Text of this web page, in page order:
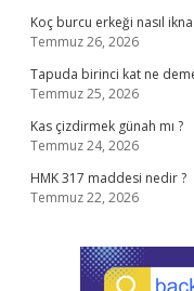
Koç burcu erkeği nasıl
Temmuz 26, 2026
Tapuda birinci kat ne
Temmuz 25, 2026
Kas çizdirmek günah mı ?
Temmuz 24, 2026
HMK 317 maddesi nedir ?
Temmuz 22, 2026